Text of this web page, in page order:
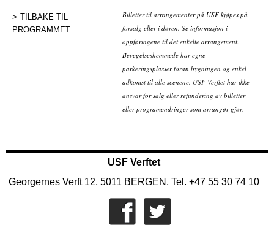
TILBAKE TIL
PROGRAMMET
Billetter til arrangementer på USF kjøpes på
forsalg eller i døren. Se informasjon i
oppføringene til det enkelte arrangement.
Bevegelseshemmede har egne
parkeringsplasser foran bygningen og enkel
adkomst til alle scenene. USF Verftet har ikke
ansvar for salg eller refundering av billetter
eller programendringer som arrangør gjør.
USF Verftet
Georgernes Verft 12, 5011 BERGEN, Tel. +47 55 30 74 10